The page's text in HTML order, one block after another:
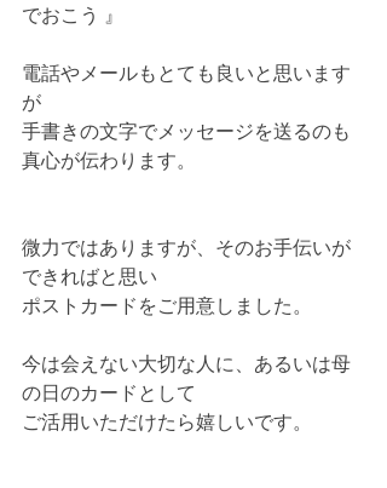
でおこう 』
電話やメールもとても良いと思います
が
手書きの文字でメッセージを送るのも
真心が伝わります。
微力ではありますが、そのお手伝いが
できればと思い
ポストカードをご用意しました。
今は会えない大切な人に、あるいは母
の日のカードとして
ご活用いただけたら嬉しいです。